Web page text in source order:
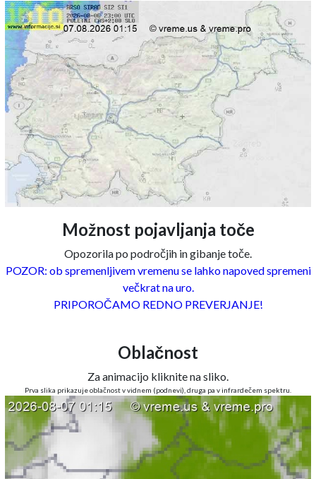
Možnost pojavljanja toče
Opozorila po področjih in gibanje toče.
POZOR: ob spremenljivem vremenu se lahko napoved spremeni
večkrat na uro.
PRIPOROČAMO REDNO PREVERJANJE!
Oblačnost
Za animacijo kliknite na sliko.
Prva slika prikazuje oblačnost v vidnem (podnevi), druga pa v infrardečem spektru.